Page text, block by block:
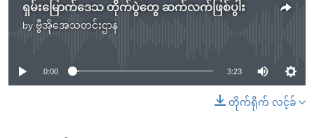
ရှမ်းမြောက်ဒေသ တိုက်ပွဲတွေ ဆက်လက်ဖြစ်ပွါး
by ဗွီအိုအေသတင်းဌာန
No media source currently available
0:00 3:23
တိုက်ရိုက် လင့်ခ်